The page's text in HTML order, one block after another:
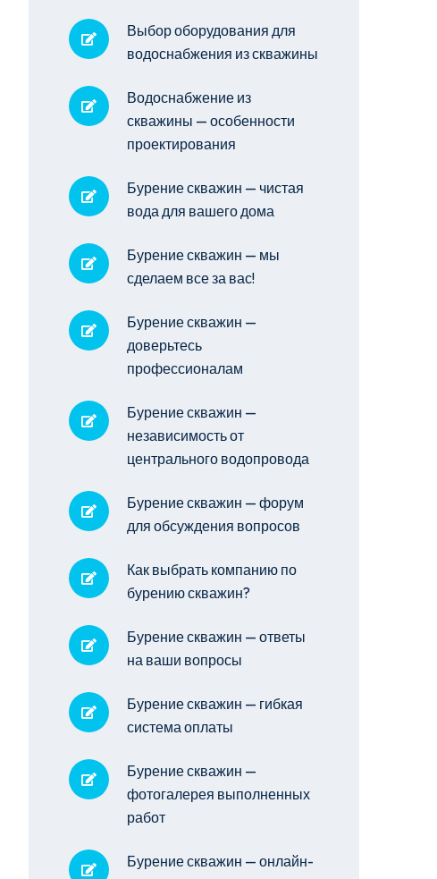
Выбор оборудования для
водоснабжения из скважины
Водоснабжение из
скважины — особенности
проектирования
Бурение скважин — чистая
вода для вашего дома
Бурение скважин — мы
сделаем все за вас!
Бурение скважин —
доверьтесь
профессионалам
Бурение скважин —
независимость от
центрального водопровода
Бурение скважин — форум
для обсуждения вопросов
Как выбрать компанию по
бурению скважин?
Бурение скважин — ответы
на ваши вопросы
Бурение скважин — гибкая
система оплаты
Бурение скважин —
фотогалерея выполненных
работ
Бурение скважин — онлайн-